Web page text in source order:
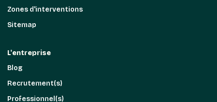
Zones d'interventions
Sitemap
L'entreprise
Blog
Recrutement(s)
Professionnel(s)